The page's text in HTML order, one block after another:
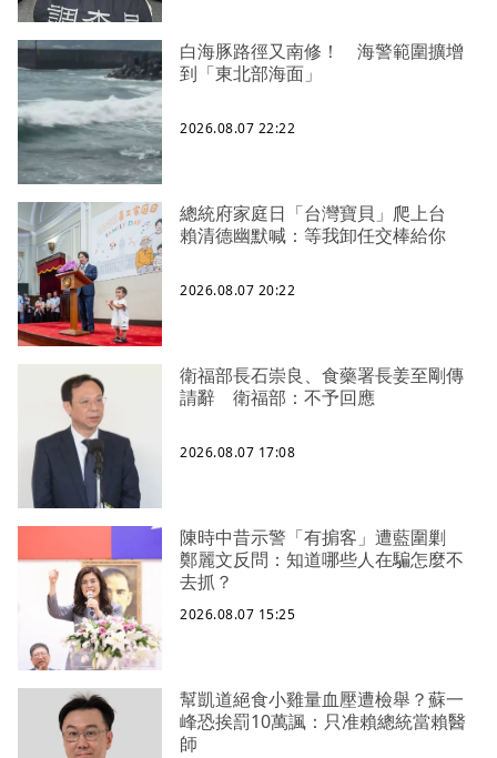
白海豚路徑又南修！ 海警範圍擴增
到「東北部海面」
2026.08.07 22:22
總統府家庭日「台灣寶貝」爬上台
賴清德幽默喊：等我卸任交棒給你
2026.08.07 20:22
衛福部長石崇良、食藥署長姜至剛傳
請辭 衛福部：不予回應
2026.08.07 17:08
陳時中昔示警「有掮客」遭藍圍剿
鄭麗文反問：知道哪些人在騙怎麼不
去抓？
2026.08.07 15:25
幫凱道絕食小雞量血壓遭檢舉？蘇一
峰恐挨罰10萬諷：只准賴總統當賴醫
師